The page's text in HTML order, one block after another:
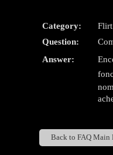
Category:
Question:
Answer:
Back to FAQ Main